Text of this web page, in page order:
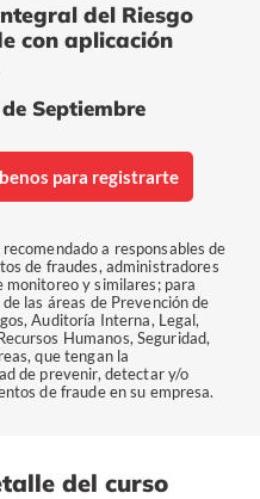
del Riesgo
con aplicación
Septiembre
para registrarte
a responsables de
de fraudes, administradores
monitoreo y similares; para
las áreas de Prevención de
Auditoría Interna, Legal,
Humanos, Seguridad,
que tengan la
de prevenir, detectar y/o
de fraude en su empresa.
del curso